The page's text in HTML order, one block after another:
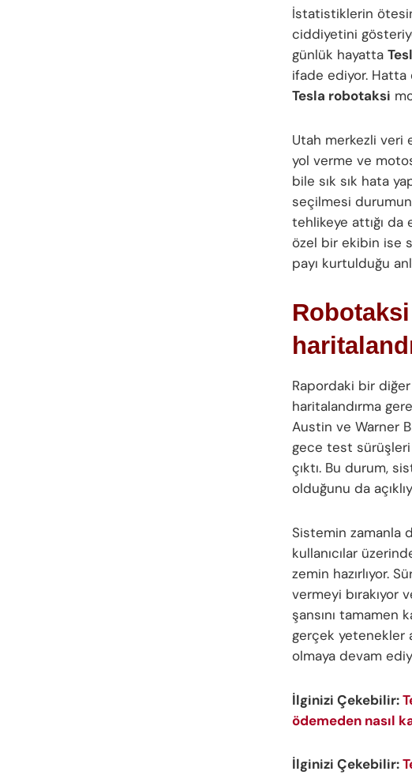
İstatistiklerin
ciddiyetini
günlük hayatta
ifade ediyor.
Tesla robotaksi
Utah merkezli veri
yol verme ve
bile sık sık hata
seçilmesi
tehlikeye attığı da
özel bir ekibin ise
payı kurtulduğu
Rapordaki bir
haritalandırma
Austin ve Warner
gece test sürüşleri
çıktı. Bu durum,
olduğunu da
Sistemin zamanla
kullanıcılar
zemin hazırlıyor.
vermeyi bırakıyor
şansını tamamen
gerçek yetenekler
olmaya devam
İlginizi Çekebilir:
ödemeden nasıl
İlginizi Çekebilir: